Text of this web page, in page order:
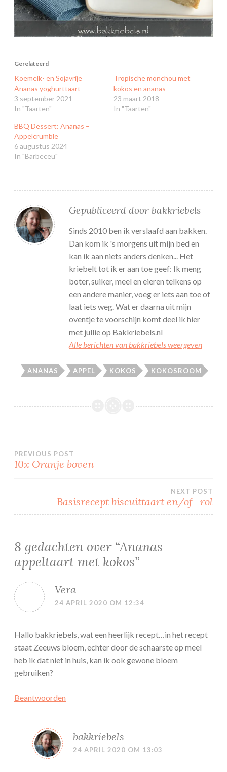
Gerelateerd
Koemelk- en Sojavrije
Ananas yoghurttaart
3 september 2021
In "Taarten"
Tropische monchou met
kokos en ananas
23 maart 2018
In "Taarten"
BBQ Dessert: Ananas –
Appelcrumble
6 augustus 2024
In "Barbeceu"
Gepubliceerd door bakkriebels
Sinds 2010 ben ik verslaafd aan bakken.
Dan kom ik 's morgens uit mijn bed en
kan ik aan niets anders denken... Het
kriebelt tot ik er aan toe geef: Ik meng
boter, suiker, meel en eieren telkens op
een andere manier, voeg er iets aan toe of
laat iets weg. Wat er daarna uit mijn
oventje te voorschijn komt deel ik hier
met jullie op Bakkriebels.nl
Alle berichten van bakkriebels weergeven
ANANAS APPEL KOKOS KOKOSROOM
Bericht
PREVIOUS POST
10x Oranje boven
NEXT POST
Basisrecept biscuittaart en/of -rol
8 gedachten over “Ananas
appeltaart met kokos”
Vera
24 APRIL 2020 OM 12:34
Hallo bakkriebels, wat een heerlijk recept…in het recept
staat Zeeuws bloem, echter door de schaarste op meel
heb ik dat niet in huis, kan ik ook gewone bloem
gebruiken?
Beantwoorden
bakkriebels
24 APRIL 2020 OM 13:03